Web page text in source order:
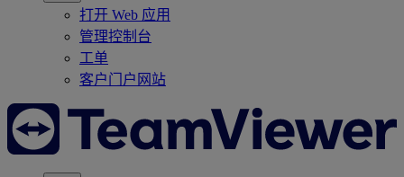
打开 Web 应用
管理控制台
工单
客户门户网站